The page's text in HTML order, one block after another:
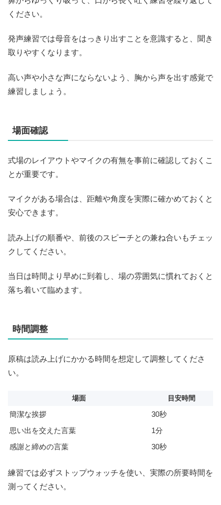
ください。
発声練習では母音をはっきり出すことを意識すると、聞き
取りやすくなります。
高い声や小さな声にならないよう、胸から声を出す感覚で
練習しましょう。
場面確認
式場のレイアウトやマイクの有無を事前に確認しておくこ
とが重要です。
マイクがある場合は、距離や角度を実際に確かめておくと
安心できます。
読み上げの順番や、前後のスピーチとの兼ね合いもチェッ
クしてください。
当日は時間より早めに到着し、場の雰囲気に慣れておくと
落ち着いて臨めます。
時間調整
原稿は読み上げにかかる時間を想定して調整してくださ
い。
場面 目安時間
簡潔な挨拶
30秒
思い出を交えた言葉
1分
感謝と締めの言葉
30秒
練習では必ずストップウォッチを使い、実際の所要時間を
測ってください。